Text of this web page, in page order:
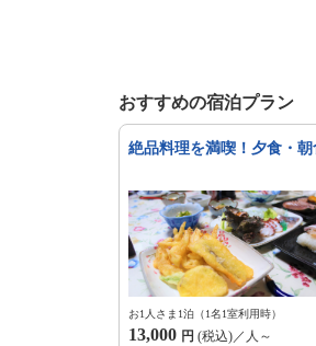
おすすめの宿泊プラン
絶品料理を満喫！夕食・朝
お1人さま1泊（1名1室利用時）
13,000 円 (税込)／人～